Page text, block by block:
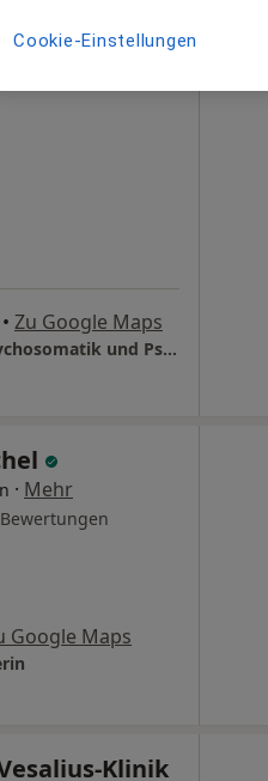
• Zu Google Maps
MEDIAN Vesalius-Klinik Abt. Psychosomatik und Psychotherapie
· Mehr
Google Maps
Klinik
Cookie-Einstellungen